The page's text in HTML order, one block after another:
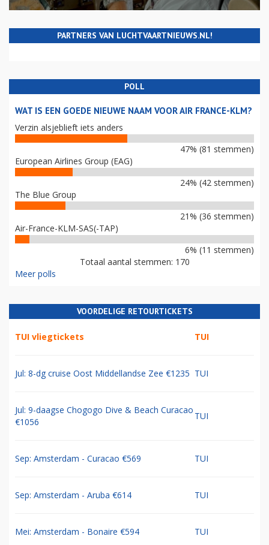
PARTNERS VAN LUCHTVAARTNIEUWS.NL!
POLL
WAT IS EEN GOEDE NIEUWE NAAM VOOR AIR FRANCE-KLM?
Verzin alsjeblieft iets anders
47% (81 stemmen)
European Airlines Group (EAG)
24% (42 stemmen)
The Blue Group
21% (36 stemmen)
Air-France-KLM-SAS(-TAP)
6% (11 stemmen)
Totaal aantal stemmen: 170
Meer polls
VOORDELIGE RETOURTICKETS
TUI vliegtickets TUI
Jul: 8-dg cruise Oost Middellandse Zee €1235 TUI
Jul: 9-daagse Chogogo Dive & Beach Curacao
€1056
TUI
Sep: Amsterdam - Curacao €569 TUI
Sep: Amsterdam - Aruba €614 TUI
Mei: Amsterdam - Bonaire €594 TUI